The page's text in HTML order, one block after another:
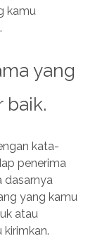
kamu
yang
baik.
kata-
penerima
dasarnya
yang kamu
atau